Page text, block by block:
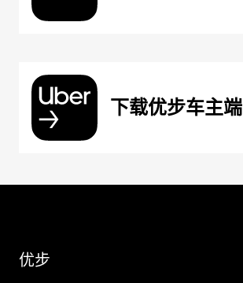
下载优步车主端
优步